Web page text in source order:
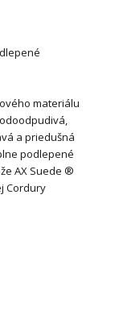
materiálu
a priedušná
podlepené
AX Suede ®
Cordury